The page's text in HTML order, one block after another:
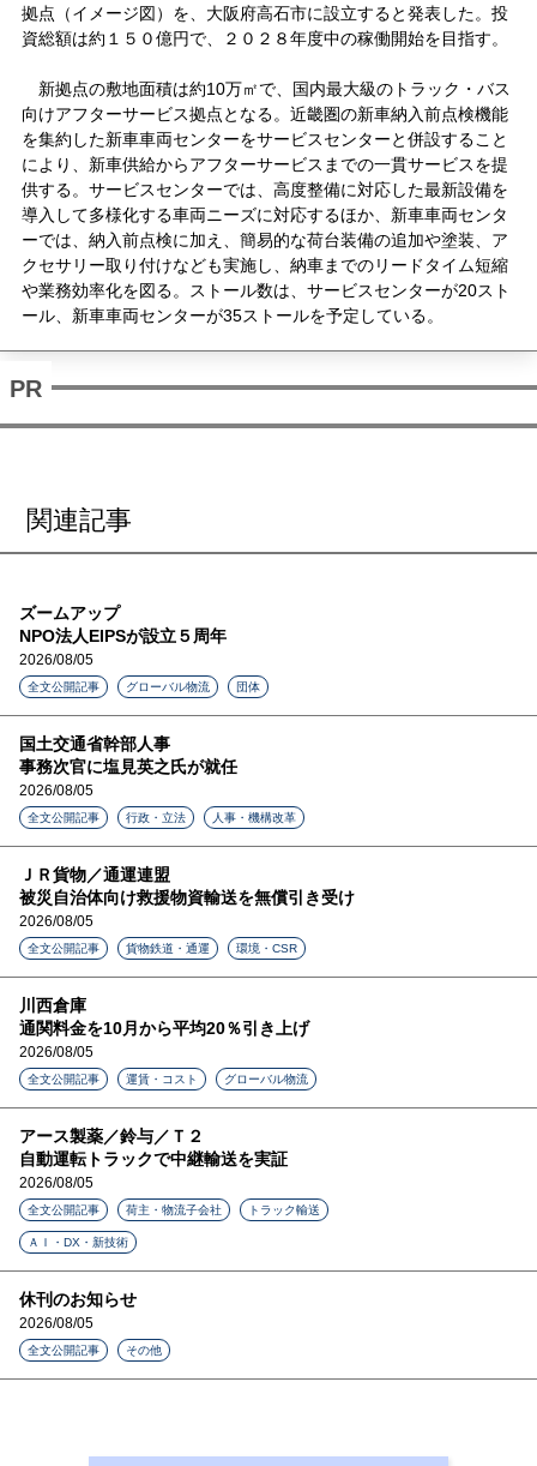
拠点（イメージ図）を、大阪府高石市に設立すると発表した。投
資総額は約１５０億円で、２０２８年度中の稼働開始を目指す。
新拠点の敷地面積は約10万㎡で、国内最大級のトラック・バス
向けアフターサービス拠点となる。近畿圏の新車納入前点検機能
を集約した新車車両センターをサービスセンターと併設すること
により、新車供給からアフターサービスまでの一貫サービスを提
供する。サービスセンターでは、高度整備に対応した最新設備を
導入して多様化する車両ニーズに対応するほか、新車車両センタ
ーでは、納入前点検に加え、簡易的な荷台装備の追加や塗装、ア
クセサリー取り付けなども実施し、納車までのリードタイム短縮
や業務効率化を図る。ストール数は、サービスセンターが20スト
ール、新車車両センターが35ストールを予定している。
関連記事
ズームアップ
NPO法人EIPSが設立５周年
2026/08/05
全文公開記事 グローバル物流 団体
国土交通省幹部人事
事務次官に塩見英之氏が就任
2026/08/05
全文公開記事 行政・立法 人事・機構改革
ＪＲ貨物／通運連盟
被災自治体向け救援物資輸送を無償引き受け
2026/08/05
全文公開記事 貨物鉄道・通運 環境・CSR
川西倉庫
通関料金を10月から平均20％引き上げ
2026/08/05
全文公開記事 運賃・コスト グローバル物流
アース製薬／鈴与／Ｔ２
自動運転トラックで中継輸送を実証
2026/08/05
全文公開記事 荷主・物流子会社 トラック輸送
ＡＩ・DX・新技術
休刊のお知らせ
2026/08/05
全文公開記事 その他